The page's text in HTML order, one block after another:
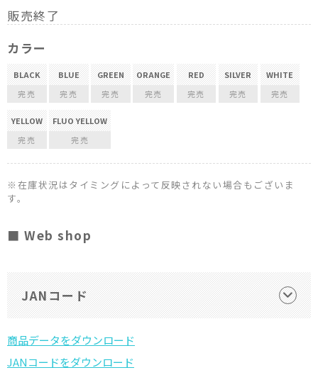
販売終了
カラー
BLACK
完売
BLUE
完売
GREEN
完売
ORANGE
完売
RED
完売
SILVER
完売
WHITE
完売
YELLOW
完売
FLUO YELLOW
完売
※在庫状況はタイミングによって反映されない場合もございま
す。
■ Web shop
JANコード